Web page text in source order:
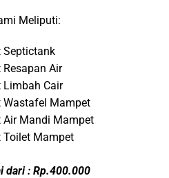
Meliputi:
Septictank
Resapan Air
Limbah Cair
Wastafel Mampet
Air Mandi Mampet
Toilet Mampet
dari : Rp.400.000